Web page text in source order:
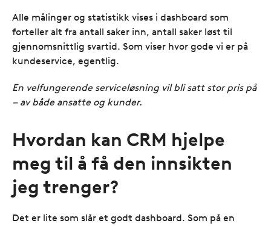
Alle målinger og statistikk vises i dashboard som
forteller alt fra antall saker inn, antall saker løst til
gjennomsnittlig svartid. Som viser hvor gode vi er på
kundeservice, egentlig.
En velfungerende serviceløsning vil bli satt stor pris på
– av både ansatte og kunder.
Hvordan kan CRM hjelpe
meg til å få den innsikten
jeg trenger?
Det er lite som slår et godt dashboard. Som på en